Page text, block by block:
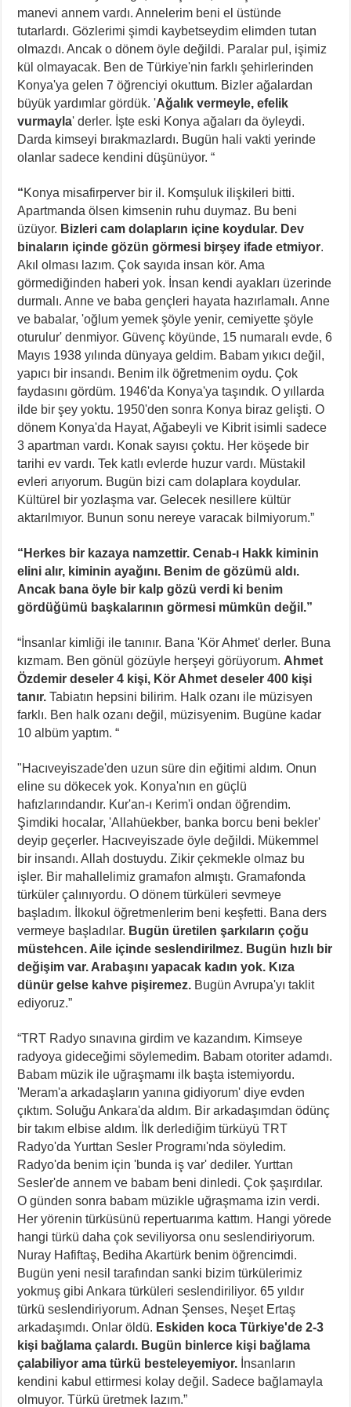
manevi annem vardı. Annelerim beni el üstünde
tutarlardı. Gözlerimi şimdi kaybetseydim elimden tutan
olmazdı. Ancak o dönem öyle değildi. Paralar pul, işimiz
kül olmayacak. Ben de Türkiye'nin farklı şehirlerinden
Konya'ya gelen 7 öğrenciyi okuttum. Bizler ağalardan
büyük yardımlar gördük. 'Ağalık vermeyle, efelik
vurmayla' derler. İşte eski Konya ağaları da öyleydi.
Darda kimseyi bırakmazlardı. Bugün hali vakti yerinde
olanlar sadece kendini düşünüyor. “
“Konya misafirperver bir il. Komşuluk ilişkileri bitti.
Apartmanda ölsen kimsenin ruhu duymaz. Bu beni
üzüyor. Bizleri cam dolapların içine koydular. Dev
binaların içinde gözün görmesi birşey ifade etmiyor.
Akıl olması lazım. Çok sayıda insan kör. Ama
görmediğinden haberi yok. İnsan kendi ayakları üzerinde
durmalı. Anne ve baba gençleri hayata hazırlamalı. Anne
ve babalar, 'oğlum yemek şöyle yenir, cemiyette şöyle
oturulur' denmiyor. Güvenç köyünde, 15 numaralı evde, 6
Mayıs 1938 yılında dünyaya geldim. Babam yıkıcı değil,
yapıcı bir insandı. Benim ilk öğretmenim oydu. Çok
faydasını gördüm. 1946'da Konya'ya taşındık. O yıllarda
ilde bir şey yoktu. 1950'den sonra Konya biraz gelişti. O
dönem Konya'da Hayat, Ağabeyli ve Kibrit isimli sadece
3 apartman vardı. Konak sayısı çoktu. Her köşede bir
tarihi ev vardı. Tek katlı evlerde huzur vardı. Müstakil
evleri arıyorum. Bugün bizi cam dolaplara koydular.
Kültürel bir yozlaşma var. Gelecek nesillere kültür
aktarılmıyor. Bunun sonu nereye varacak bilmiyorum.”
“Herkes bir kazaya namzettir. Cenab-ı Hakk kiminin
elini alır, kiminin ayağını. Benim de gözümü aldı.
Ancak bana öyle bir kalp gözü verdi ki benim
gördüğümü başkalarının görmesi mümkün değil.”
“İnsanlar kimliği ile tanınır. Bana 'Kör Ahmet' derler. Buna
kızmam. Ben gönül gözüyle herşeyi görüyorum. Ahmet
Özdemir deseler 4 kişi, Kör Ahmet deseler 400 kişi
tanır. Tabiatın hepsini bilirim. Halk ozanı ile müzisyen
farklı. Ben halk ozanı değil, müzisyenim. Bugüne kadar
10 albüm yaptım. “
"Hacıveyiszade'den uzun süre din eğitimi aldım. Onun
eline su dökecek yok. Konya'nın en güçlü
hafızlarındandır. Kur'an-ı Kerim'i ondan öğrendim.
Şimdiki hocalar, 'Allahüekber, banka borcu beni bekler'
deyip geçerler. Hacıveyiszade öyle değildi. Mükemmel
bir insandı. Allah dostuydu. Zikir çekmekle olmaz bu
işler. Bir mahallelimiz gramafon almıştı. Gramafonda
türküler çalınıyordu. O dönem türküleri sevmeye
başladım. İlkokul öğretmenlerim beni keşfetti. Bana ders
vermeye başladılar. Bugün üretilen şarkıların çoğu
müstehcen. Aile içinde seslendirilmez. Bugün hızlı bir
değişim var. Arabaşını yapacak kadın yok. Kıza
dünür gelse kahve pişiremez. Bugün Avrupa'yı taklit
ediyoruz.”
“TRT Radyo sınavına girdim ve kazandım. Kimseye
radyoya gideceğimi söylemedim. Babam otoriter adamdı.
Babam müzik ile uğraşmamı ilk başta istemiyordu.
'Meram'a arkadaşların yanına gidiyorum' diye evden
çıktım. Soluğu Ankara'da aldım. Bir arkadaşımdan ödünç
bir takım elbise aldım. İlk derlediğim türküyü TRT
Radyo'da Yurttan Sesler Programı'nda söyledim.
Radyo'da benim için 'bunda iş var' dediler. Yurttan
Sesler'de annem ve babam beni dinledi. Çok şaşırdılar.
O günden sonra babam müzikle uğraşmama izin verdi.
Her yörenin türküsünü repertuarıma kattım. Hangi yörede
hangi türkü daha çok seviliyorsa onu seslendiriyorum.
Nuray Hafiftaş, Bediha Akartürk benim öğrencimdi.
Bugün yeni nesil tarafından sanki bizim türkülerimiz
yokmuş gibi Ankara türküleri seslendiriliyor. 65 yıldır
türkü seslendiriyorum. Adnan Şenses, Neşet Ertaş
arkadaşımdı. Onlar öldü. Eskiden koca Türkiye'de 2-3
kişi bağlama çalardı. Bugün binlerce kişi bağlama
çalabiliyor ama türkü besteleyemiyor. İnsanların
kendini kabul ettirmesi kolay değil. Sadece bağlamayla
olmuyor. Türkü üretmek lazım.”